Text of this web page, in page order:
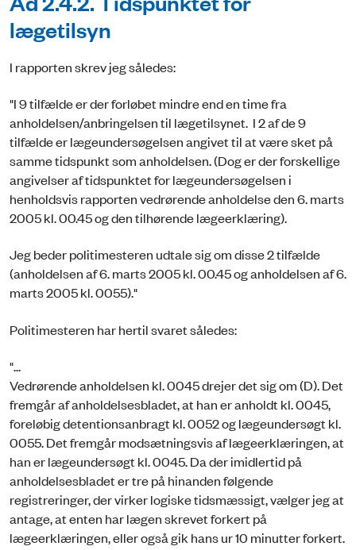
lægetilsyn
I rapporten skrev jeg således:
"I 9 tilfælde er der forløbet mindre end en time fra
anholdelsen/anbringelsen til læge­tilsynet. I 2 af de 9
tilfælde er lægeundersøgelsen angivet til at være sket på
samme tidspunkt som anholdelsen. (Dog er der forskellige
angivelser af tidspunktet for lægeundersøgelsen i
henholdsvis rapporten vedrørende anholdelse den 6. marts
2005 kl. 00.45 og den tilhørende lægeerklæring).
Jeg beder politimesteren udtale sig om disse 2 tilfælde
(anholdelsen af 6. marts 2005 kl. 00.45 og anholdelsen af 6.
marts 2005 kl. 0055)."
Politimesteren har hertil svaret således:
"...
Vedrørende anholdelsen kl. 0045 drejer det sig om (D). Det
fremgår af anholdelsesbladet, at han er anholdt kl. 0045,
foreløbig detentionsanbragt kl. 0052 og lægeundersøgt kl.
0055. Det fremgår modsætningsvis af lægeerklæringen, at
han er lægeundersøgt kl. 0045. Da der imidlertid på
anholdelsesbladet er tre på hinanden følgende
registreringer, der virker logiske tidsmæssigt, vælger jeg at
antage, at enten har lægen skrevet forkert på
lægeerklæringen, eller også gik hans ur 10 minutter forkert.